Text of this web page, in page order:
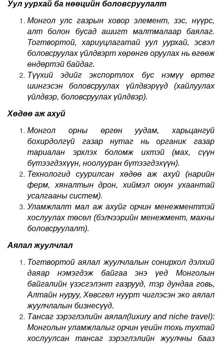
Уул уурхай ба нөөцийн боловсруулалт
Монгол улс газрын ховор элемент, зэс, нүүрс,
алт болон бусад ашигт малтмалаар баялаг.
Тогтвортой, хариуцлагатай уул уурхай, эсвэл
боловсруулах үйлдвэрт хөрөнгө оруулах нь өгөөж
өндөртэй байдаг.
Түүхий эдийг экспортлох бус нэмүү өртөг
шингэсэн боловсруулах үйлдвэрүүд (хайлуулах
үйлдвэр, боловсруулах үйлдвэр).
Хөдөө аж ахуй
Монгол орны өргөн уудам, харьцангуй
бохирдолгүй газар нутаг нь органик газар
тариалан эрхлэх боломж ихтэй(мах, сүүн
бүтээгдэхүүн, ноолууран бүтээгдэхүүн).
Технологид суурилсан хөдөө аж ахуй (нарийн
ферм, хяналтын дрон, хиймэл оюун ухаантай
усалгааны систем).
Уламжлалт мал аж ахуйг орчин менежменттэй
хослуулах төсөл (бэлчээрийн менежмент, махны
боловсруулалт).
Аялал жуулчлал
Тогтвортой аялал жуулчлалын сонирхол дэлхий
даяар нэмэгдэж байгаа энэ үед Монголын
байгалийн үзэсгэлэнт газрууд, тэр дундаа говь,
Алтайн нуруу, Хөвсгөл нуурт чиглэсэн эко аялал
жуулчлалын бизнесүүд.
Тансаг зэрэглэлийн аялал(luxury and niche travel):
Монголын уламжлалыг орчин үеийн тохь тухтай
хослуулсан тансаг зэрэглэлийн жуулчны бааз